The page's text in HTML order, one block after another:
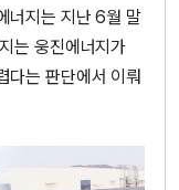
너지는 지난 6월 말
는 웅진에너지가
다는 판단에서 이뤄